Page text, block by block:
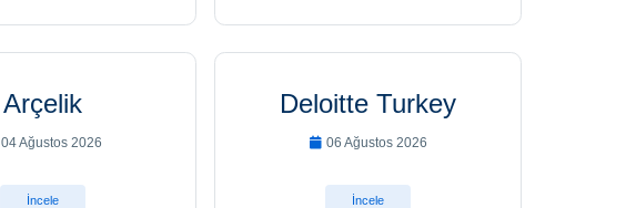
Arçelik
04 Ağustos 2026
İncele
Deloitte Turkey
06 Ağustos 2026
İncele